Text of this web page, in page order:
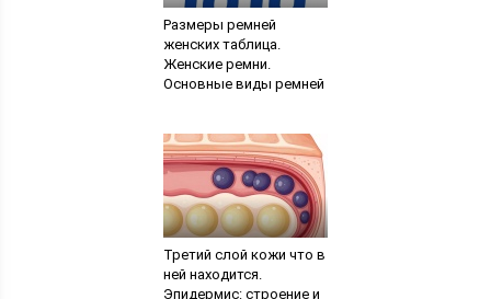
Размеры ремней
женских таблица.
Женские ремни.
Основные виды ремней
Третий слой кожи что в
ней находится.
Эпидермис: строение и